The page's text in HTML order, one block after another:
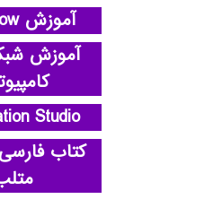
آموزش stateflow
آموزش
Studio
کتاب